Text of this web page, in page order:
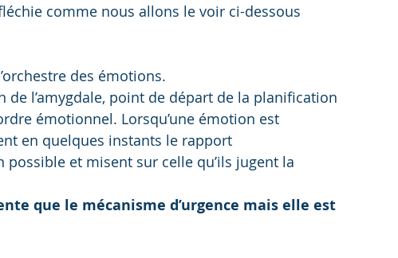
comme nous allons le voir ci-dessous
des émotions.
l’amygdale, point de départ de la planification
émotionnel. Lorsqu’une émotion est
en quelques instants le rapport
et misent sur celle qu’ils jugent la
que le mécanisme d’urgence mais elle est